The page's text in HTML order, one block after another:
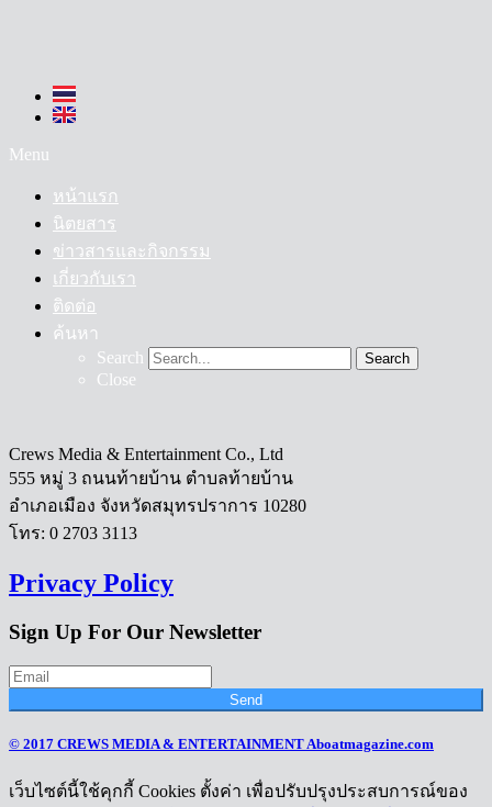
Menu
หน้าแรก
นิตยสาร
ข่าวสารและกิจกรรม
เกี่ยวกับเรา
ติดต่อ
ค้นหา
Search
Search
Close
Crews Media & Entertainment Co., Ltd
555 หมู่ 3 ถนนท้ายบ้าน ตำบลท้ายบ้าน
อำเภอเมือง จังหวัดสมุทรปราการ 10280
โทร: 0 2703 3113
Privacy Policy
Sign Up For Our Newsletter
Send
© 2017 CREWS MEDIA & ENTERTAINMENT Aboatmagazine.com
เว็บไซต์นี้ใช้คุกกี้ Cookies ตั้งค่า เพื่อปรับปรุงประสบการณ์ของ